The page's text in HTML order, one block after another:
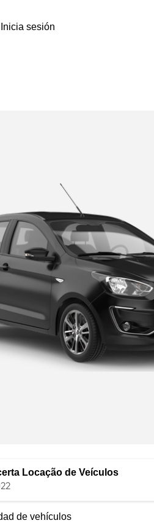
Inicia sesión
Locação de Veículos
de vehículos